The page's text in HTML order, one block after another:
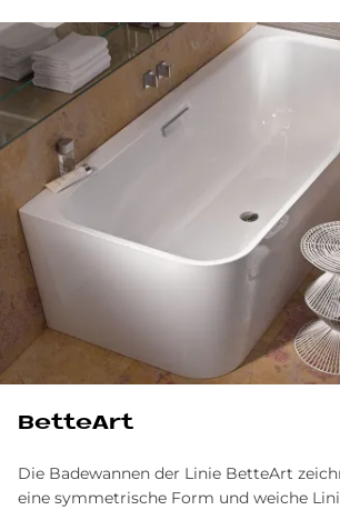
BetteArt
Die Badewannen der Linie BetteArt
eine symmetrische Form und weiche